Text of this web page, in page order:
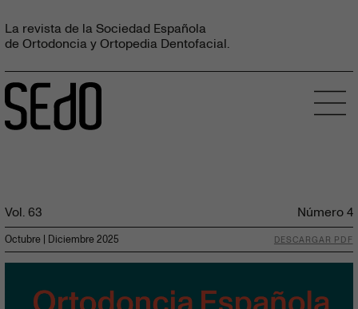
La revista de la Sociedad Española
de Ortodoncia y Ortopedia Dentofacial.
Vol. 63 Número4
Octubre | Diciembre 2025 DESCARGAR PDF